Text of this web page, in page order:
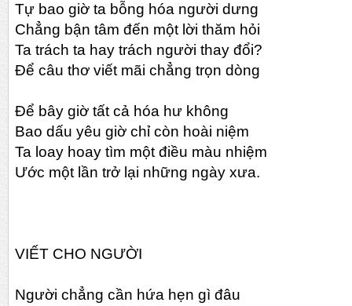
Tự bao giờ ta bỗng hóa người dưng
Chẳng bận tâm đến một lời thăm hỏi
Ta trách ta hay trách người thay đổi?
Để câu thơ viết mãi chẳng trọn dòng
Để bây giờ tất cả hóa hư không
Bao dấu yêu giờ chỉ còn hoài niệm
Ta loay hoay tìm một điều màu nhiệm
Ước một lần trở lại những ngày xưa.
VIẾT CHO NGƯỜI
Người chẳng cần hứa hẹn gì đâu